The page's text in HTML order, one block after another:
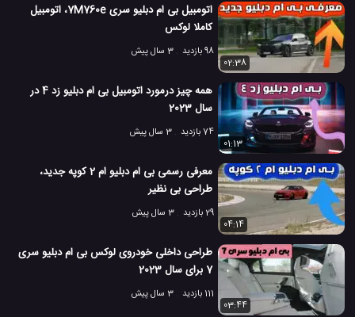
اتومبیل بی ام دبلیو سری 7M760e، اتومبیل
کاملا لوکس
98 بازدید
3 سال پیش
02:38
همه چیز درمورد اتومبیل بی ام دبلیو زد 4 در
سال 2023
74 بازدید
3 سال پیش
01:13
معرفی رسمی بی ام دبلیو ام 2 کوپه جدید،
طراحی بی نظیر
29 بازدید
3 سال پیش
04:14
طراحی داخلی خودروی لوکس بی ام دبلیو سری
7 برای سال 2023
111 بازدید
3 سال پیش
03:44